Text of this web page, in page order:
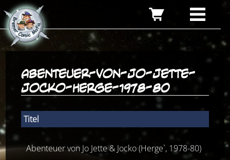
abenteuer-von-jo-jette-
jocko-herge-1978-80
Titel
Abenteuer von Jo Jette & Jocko (Herge`, 1978-80) 1